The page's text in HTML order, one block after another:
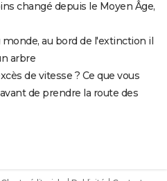
changé depuis le Moyen Âge,
au bord de l'extinction il
arbre
de vitesse ? Ce que vous
de prendre la route des